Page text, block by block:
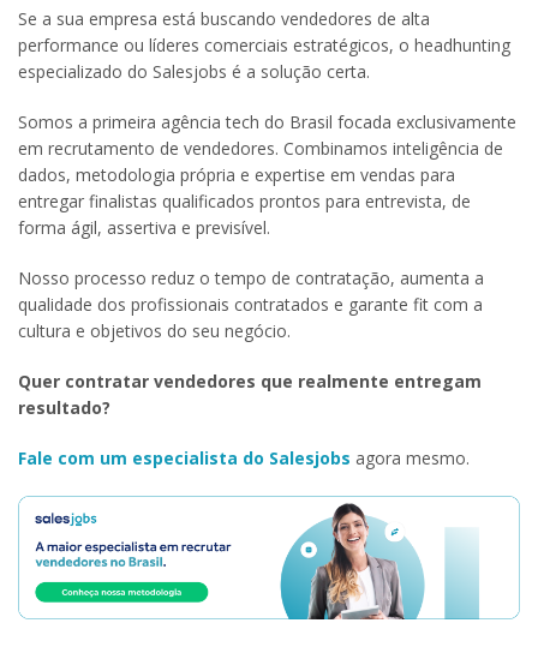
Se a sua empresa está buscando vendedores de alta
performance ou líderes comerciais estratégicos, o headhunting
especializado do Salesjobs é a solução certa.
Somos a primeira agência tech do Brasil focada exclusivamente
em recrutamento de vendedores. Combinamos inteligência de
dados, metodologia própria e expertise em vendas para
entregar finalistas qualificados prontos para entrevista, de
forma ágil, assertiva e previsível.
Nosso processo reduz o tempo de contratação, aumenta a
qualidade dos profissionais contratados e garante fit com a
cultura e objetivos do seu negócio.
Quer contratar vendedores que realmente entregam
resultado?
Fale com um especialista do Salesjobs agora mesmo.